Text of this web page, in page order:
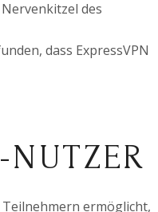
des
dass ExpressVPN
ermöglicht,